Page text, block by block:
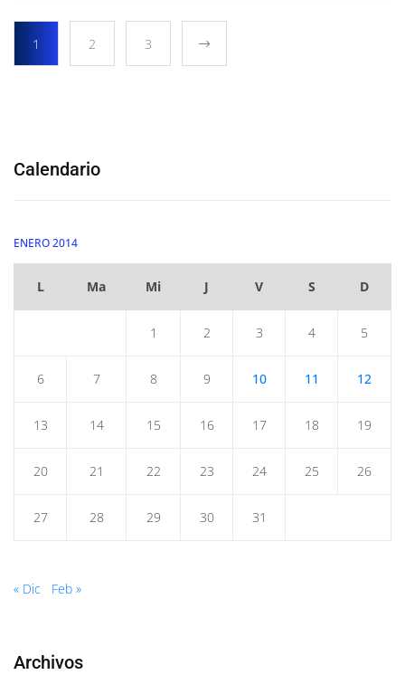
1 2 3
Calendario
ENERO 2014
L Ma Mi J V S D
1 2 3 4 5
6 7 8 9 10 11 12
13 14 15 16 17 18 19
20 21 22 23 24 25 26
27 28 29 30 31
« Dic Feb »
Archivos